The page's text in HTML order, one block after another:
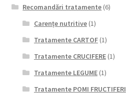
Recomandări tratamente (6)
Carențe nutritive(1)
Tratamente CARTOF(1)
Tratamente CRUCIFERE(1)
Tratamente LEGUME(1)
Tratamente POMI FRUCTIFERI